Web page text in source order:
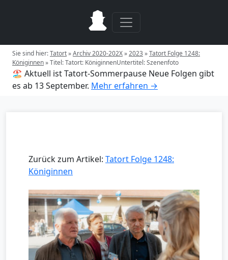
Sie sind hier:Tatort»Archiv 2020-202X»2023»Tatort Folge 1248:
Königinnen»Titel: Tatort: KöniginnenUntertitel: Szenenfoto
🏖️ Aktuell ist Tatort-Sommerpause Neue Folgen gibt
es ab 13 September. Mehr erfahren →
Zurück zum Artikel: Tatort Folge 1248:
Königinnen